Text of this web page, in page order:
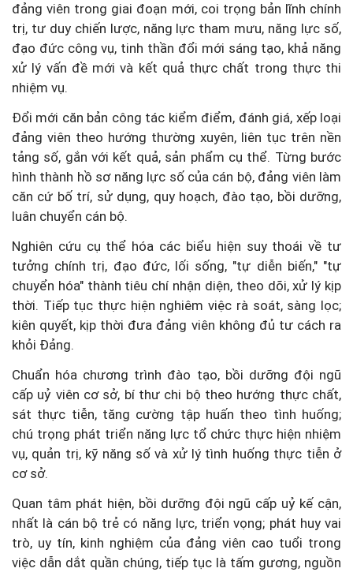
đảng viên trong giai đoạn mới, coi trọng bản lĩnh chính
trị, tư duy chiến lược, năng lực tham mưu, năng lực số,
đạo đức công vụ, tinh thần đổi mới sáng tạo, khả năng
xử lý vấn đề mới và kết quả thực chất trong thực thi
nhiệm vụ.
Đổi mới căn bản công tác kiểm điểm, đánh giá, xếp loại
đảng viên theo hướng thường xuyên, liên tục trên nền
tảng số, gắn với kết quả, sản phẩm cụ thể. Từng bước
hình thành hồ sơ năng lực số của cán bộ, đảng viên làm
căn cứ bố trí, sử dụng, quy hoạch, đào tạo, bồi dưỡng,
luân chuyển cán bộ.
Nghiên cứu cụ thể hóa các biểu hiện suy thoái về tư
tưởng chính trị, đạo đức, lối sống, "tự diễn biến," "tự
chuyển hóa" thành tiêu chí nhận diện, theo dõi, xử lý kịp
thời. Tiếp tục thực hiện nghiêm việc rà soát, sàng lọc;
kiên quyết, kịp thời đưa đảng viên không đủ tư cách ra
khỏi Đảng.
Chuẩn hóa chương trình đào tạo, bồi dưỡng đội ngũ
cấp uỷ viên cơ sở, bí thư chi bộ theo hướng thực chất,
sát thực tiễn, tăng cường tập huấn theo tình huống;
chú trọng phát triển năng lực tổ chức thực hiện nhiệm
vụ, quản trị, kỹ năng số và xử lý tình huống thực tiễn ở
cơ sở.
Quan tâm phát hiện, bồi dưỡng đội ngũ cấp uỷ kế cận,
nhất là cán bộ trẻ có năng lực, triển vọng; phát huy vai
trò, uy tín, kinh nghiệm của đảng viên cao tuổi trong
việc dẫn dắt quần chúng, tiếp tục là tấm gương, nguồn